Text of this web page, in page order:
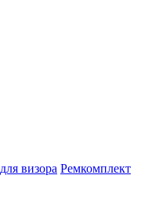
визора Ремкомплект